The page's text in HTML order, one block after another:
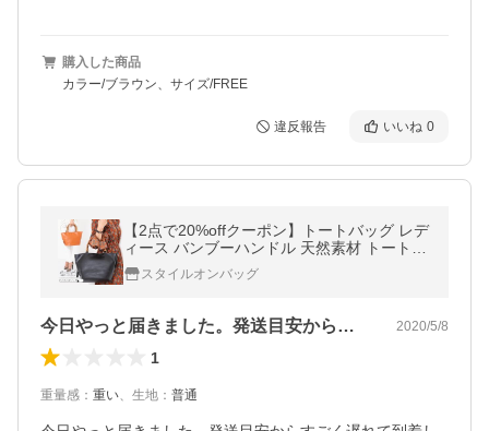
購入した商品
カラー/ブラウン、サイズ/FREE
違反報告 いいね 0
【2点で20%offクーポン】トートバッグ レデ
ィース バンブーハンドル 天然素材 トートバ
ッグ 竹 3気室 3室収納 竹手 手提げバック
舟形 トート 無地 シンプル
スタイルオンバッグ
今日やっと届きました。発送目安からすご… 2020/5/8
1
重量感 ： 重い、 生地 ： 普通